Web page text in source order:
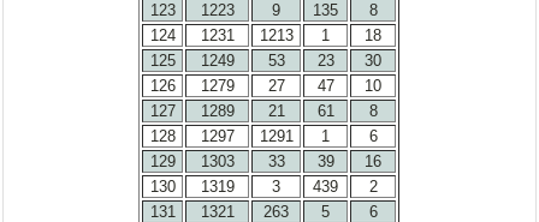
123 1223 9 135
8
124
1231 1213 1
18
125
1249 53 23
30
126
1279 27 47
10
127
1289 21 61
8
128
1297 1291 1
6
129
1303 33 39
16
130
1319 3 439
2
131
1321 263 5
6